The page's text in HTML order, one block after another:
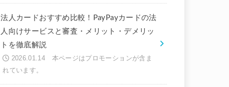
法人カードおすすめ比較！PayPayカードの法
人向けサービスと審査・メリット・デメリッ
トを徹底解説
2026.01.14